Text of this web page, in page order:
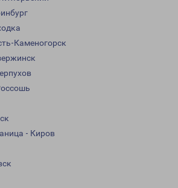
Каменогорск
- Киров